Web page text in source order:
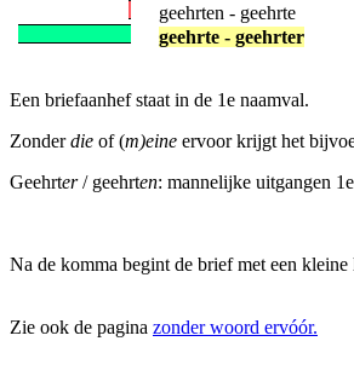
geehrten - geehrte
geehrte - geehrter
Een briefaanhef staat in de 1e naamval.
Zonderdie of (m)eine ervoor krijgt het
Geehrter/ geehrten: mannelijke uitgangen
Na de komma begint de brief met een
Zie ook de pagina zonder woord ervóór.